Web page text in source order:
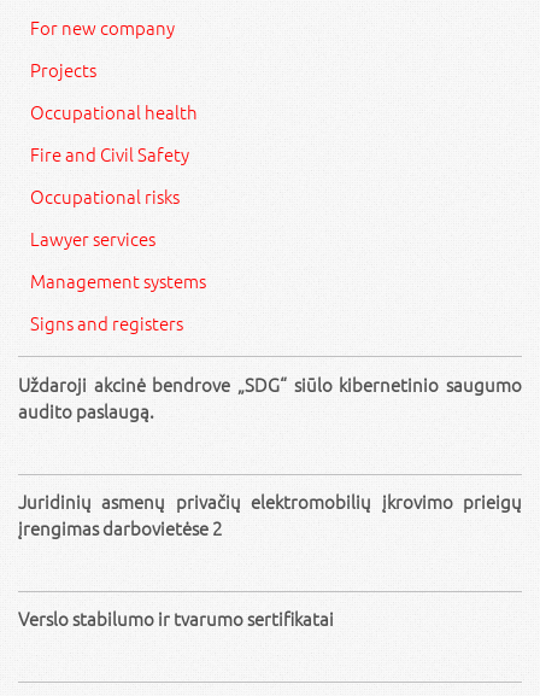
For new company
Projects
Occupational health
Fire and Civil Safety
Occupational risks
Lawyer services
Management systems
Signs and registers
Uždaroji akcinė bendrove „SDG“ siūlo kibernetinio saugumo
audito paslaugą.
Juridinių asmenų privačių elektromobilių įkrovimo prieigų
įrengimas darbovietėse 2
Verslo stabilumo ir tvarumo sertifikatai